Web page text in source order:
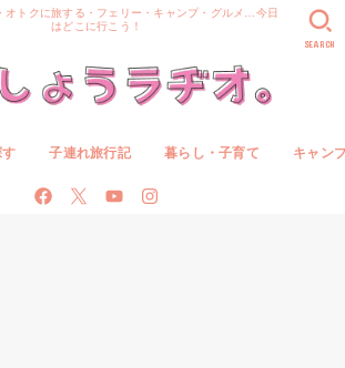
オトクに旅する・フェリー・キャンプ・グルメ…今日
はどこに行こう！
す 子連れ旅行記 暮らし・子育て キャン
SEARCH